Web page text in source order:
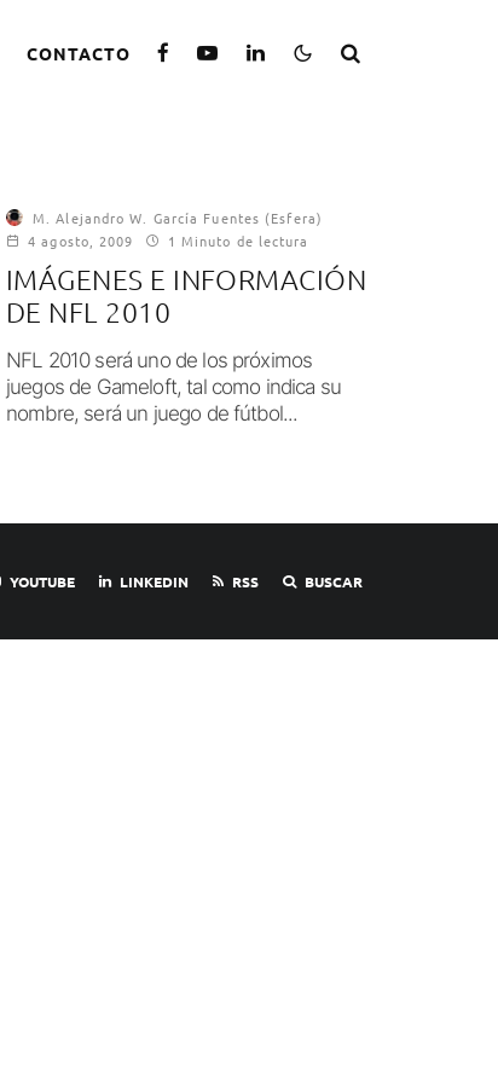
CONTACTO
M. Alejandro W. García Fuentes (Esfera)
4 agosto, 2009
1 Minuto de lectura
IMÁGENES E INFORMACIÓN
DE NFL 2010
NFL 2010 será uno de los próximos
juegos de Gameloft, tal como indica su
nombre, será un juego de fútbol...
YOUTUBE LINKEDIN RSS BUSCAR